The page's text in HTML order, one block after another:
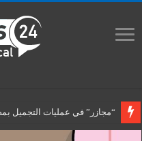
“مجازر” في عمليات التجميل
منظمة الصحة تكشف سبب عودة